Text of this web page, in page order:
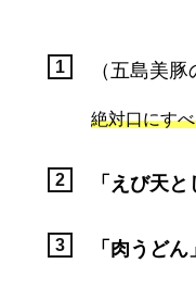
（五島美豚
絶対口にす
「えび天と
「肉うどん」